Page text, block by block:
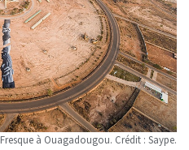
Fresque à Ouagadougou. Crédit : Saype.